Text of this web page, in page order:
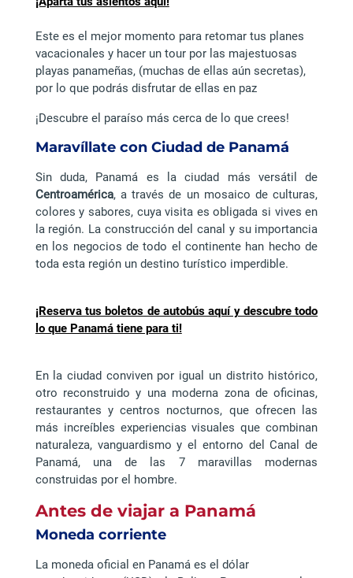
Este es el mejor momento para retomar tus planes
vacacionales y hacer un tour por las majestuosas
playas panameñas, (muchas de ellas aún secretas),
por lo que podrás disfrutar de ellas en paz
¡Descubre el paraíso más cerca de lo que crees!
Maravíllate con Ciudad de Panamá
Sin duda, Panamá es la ciudad más versátil de
Centroamérica, a través de un mosaico de culturas,
colores y sabores, cuya visita es obligada si vives en
la región. La construcción del canal y su importancia
en los negocios de todo el continente han hecho de
toda esta región un destino turístico imperdible.
¡Reserva tus boletos de autobús aquí y descubre todo
lo que Panamá tiene para ti!
En la ciudad conviven por igual un distrito histórico,
otro reconstruido y una moderna zona de oficinas,
restaurantes y centros nocturnos, que ofrecen las
más increíbles experiencias visuales que combinan
naturaleza, vanguardismo y el entorno del Canal de
Panamá, una de las 7 maravillas modernas
construidas por el hombre.
Antes de viajar a Panamá
Moneda corriente
La moneda oficial en Panamá es el dólar